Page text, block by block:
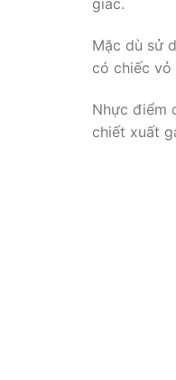
giác.
Mặc dù sử
có chiếc vỏ
Nhực điểm
chiết xuất